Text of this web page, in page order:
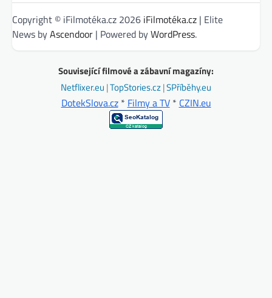
Copyright © iFilmotéka.cz 2026 iFilmotéka.cz | Elite
News byAscendoor | Powered byWordPress.
Související filmové a zábavní magazíny:
Netflixer.eu |TopStories.cz|SPříběhy.eu
DotekSlova.cz* Filmy a TV* CZIN.eu